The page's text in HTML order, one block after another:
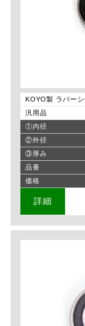
KOYO製 ラバー
汎用品
①内径
②外径
③厚み
品番
価格
詳細